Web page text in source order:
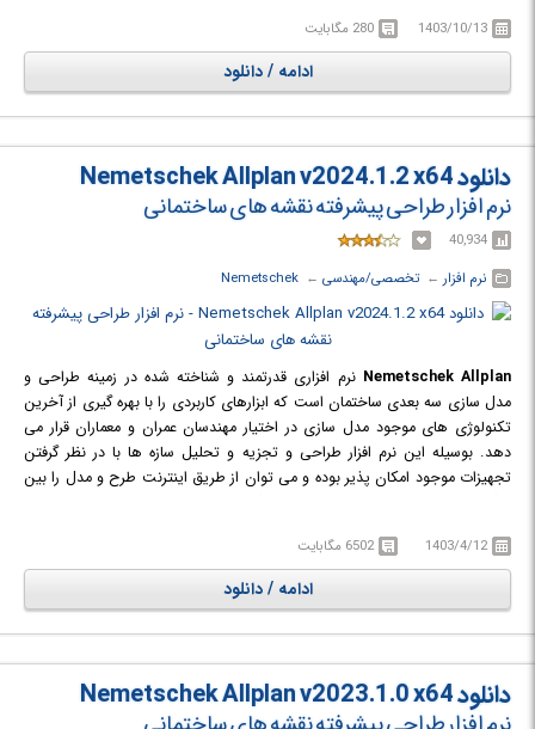
،GSA Bridge و GSA Building که همگی در این برنامه گرداوری شده اند، محیط
کاربری ساده و قابلیت برقراری ارتباط با سایر محیط های نرم افزاری از جمله مزایای
GSA Suite است. این نرم افزار در مراکزی مانند موزه هنر های مدرن نیویورک و
1403/10/13 280 مگابایت
ادامه / دانلود
دانلود Nemetschek Allplan v2024.1.2 x64
نرم افزار طراحی پیشرفته نقشه های ساختمانی
40,934
نرم افزار ← ‏تخصصی/مهندسی ← ‏
Nemetschek
Nemetschek Allplan نرم افزاری قدرتمند و شناخته شده در زمینه طراحی و
مدل سازی سه بعدی ساختمان است که ابزارهای کاربردی را با بهره گیری از آخرین
تکنولوژی های موجود مدل سازی در اختیار مهندسان عمران و معماران قرار می
دهد. بوسیله این نرم افزار طراحی و تجزیه و تحلیل سازه ها با در نظر گرفتن
تجهیزات موجود امکان پذیر بوده و می توان از طریق اینترنت طرح و مدل را بین
طرح ساختمانی فراهم شده است. از دیگر امکانات این نرم افزار طراحی نماهای
ساختمان با استفاده از ابزار مناسب در هر بخش مدل است. این نرم افزار از فرمت
هایی مانند PDF ،IFC ،DWG ،DXF و DGN پشتیبانی می کند. بیش از 60000
مهندس و معمار در سر تا سر جهان از این نرم افزار بهره می برند و به کمک آن کلیه
1403/4/12 6502 مگابایت
ادامه / دانلود
دانلود Nemetschek Allplan v2023.1.0 x64